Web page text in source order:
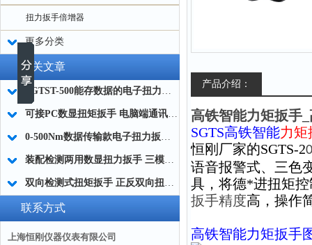
扭力扳手倍增器
更多分类
相关文章
SGTST-500能存数据的电子扭力扳手 带工作记录的智能扭力扳手厂家
可接PC数显扭矩扳手 电脑端通讯力矩扳手 数据上传电脑电子扭力扳手厂家
0-500Nm数据传输款电子扭力扳手,信号输出追溯扭矩值的扭矩扳手
装配检测两用数显扭力扳手 三模式切换扭矩扳手 工业紧固测量力矩扳手品牌
双向检测式扭矩扳手 正反双向扭力测试检测扳手 正旋反旋力矩扳手厂家
联系方式
上海恒刚仪器仪表有限公司
产品介绍：
高铁智能力矩扳手
SGTS高铁智能力矩
恒刚厂家的SGTS-2
语音报警式、三色
具，将德*进扭矩
扳手精度高，操作
高铁智能力矩扳手